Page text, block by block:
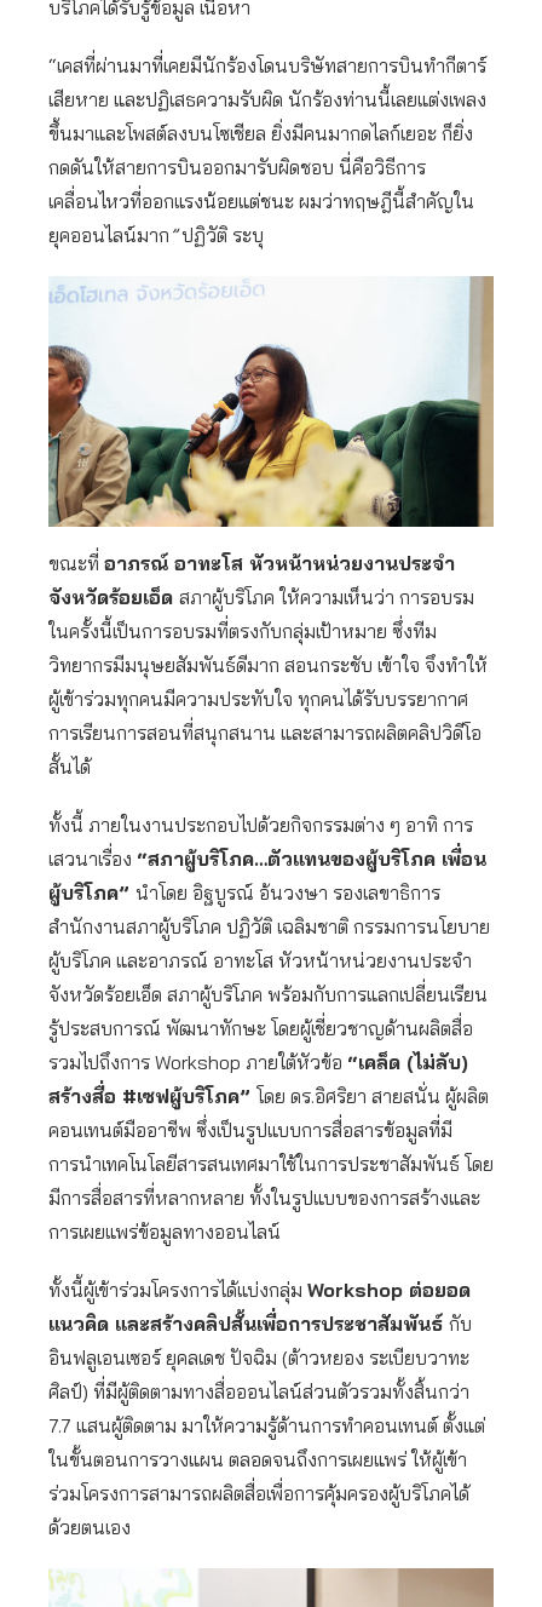
บริโภคได้รับรู้ข้อมูล เนื้อหา
“เคสที่ผ่านมาที่เคยมีนักร้องโดนบริษัทสายการบินทำกีตาร์
เสียหาย และปฏิเสธความรับผิด นักร้องท่านนี้เลยแต่งเพลง
ขึ้นมาและโพสต์ลงบนโซเชียล ยิ่งมีคนมากดไลก์เยอะ ก็ยิ่ง
กดดันให้สายการบินออกมารับผิดชอบ นี่คือวิธีการ
เคลื่อนไหวที่ออกแรงน้อยแต่ชนะ ผมว่าทฤษฎีนี้สำคัญใน
ยุคออนไลน์มาก ”ปฏิวัติ ระบุ
ขณะที่ อาภรณ์ อาทะโส หัวหน้าหน่วยงานประจำ
จังหวัดร้อยเอ็ด สภาผู้บริโภค ให้ความเห็นว่า การอบรม
ในครั้งนี้เป็นการอบรมที่ตรงกับกลุ่มเป้าหมาย ซึ่งทีม
วิทยากรมีมนุษยสัมพันธ์ดีมาก สอนกระชับ เข้าใจ จึงทำให้
ผู้เข้าร่วมทุกคนมีความประทับใจ ทุกคนได้รับบรรยากาศ
การเรียนการสอนที่สนุกสนาน และสามารถผลิตคลิปวิดีโอ
สั้นได้
ทั้งนี้ ภายในงานประกอบไปด้วยกิจกรรมต่าง ๆ อาทิ การ
เสวนาเรื่อง “สภาผู้บริโภค…ตัวแทนของผู้บริโภค เพื่อน
ผู้บริโภค” นำโดย อิฐบูรณ์ อ้นวงษา รองเลขาธิการ
สำนักงานสภาผู้บริโภค ปฏิวัติ เฉลิมชาติ กรรมการนโยบาย
ผู้บริโภค และอาภรณ์ อาทะโส หัวหน้าหน่วยงานประจำ
จังหวัดร้อยเอ็ด สภาผู้บริโภค พร้อมกับการแลกเปลี่ยนเรียน
รู้ประสบการณ์ พัฒนาทักษะ โดยผู้เชี่ยวชาญด้านผลิตสื่อ
รวมไปถึงการ Workshop ภายใต้หัวข้อ “เคล็ด (ไม่ลับ)
สร้างสื่อ #เซฟผู้บริโภค” โดย ดร.อิศริยา สายสนั่น ผู้ผลิต
คอนเทนต์มืออาชีพ ซึ่งเป็นรูปแบบการสื่อสารข้อมูลที่มี
การนำเทคโนโลยีสารสนเทศมาใช้ในการประชาสัมพันธ์ โดย
มีการสื่อสารที่หลากหลาย ทั้งในรูปแบบของการสร้างและ
การเผยแพร่ข้อมูลทางออนไลน์
ทั้งนี้ผู้เข้าร่วมโครงการได้แบ่งกลุ่ม Workshop ต่อยอด
แนวคิด และสร้างคลิปสั้นเพื่อการประชาสัมพันธ์ กับ
อินฟลูเอนเซอร์ ยุคลเดช ปัจฉิม (ต้าวหยอง ระเบียบวาทะ
ศิลป์) ที่มีผู้ติดตามทางสื่อออนไลน์ส่วนตัวรวมทั้งสิ้นกว่า
7.7 แสนผู้ติดตาม มาให้ความรู้ด้านการทำคอนเทนต์ ตั้งแต่
ในขั้นตอนการวางแผน ตลอดจนถึงการเผยแพร่ ให้ผู้เข้า
ร่วมโครงการสามารถผลิตสื่อเพื่อการคุ้มครองผู้บริโภคได้
ด้วยตนเอง